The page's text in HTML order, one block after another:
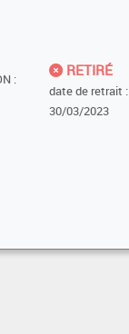
:
RETIRÉ
date de retrait :
30/03/2023